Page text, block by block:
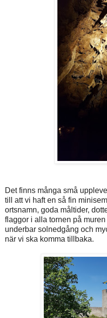
Det finns många små
till att vi haft en så fin
ortsnamn, goda måltider,
flaggor i alla tornen på
underbar solnedgång och
när vi ska komma tillbaka.